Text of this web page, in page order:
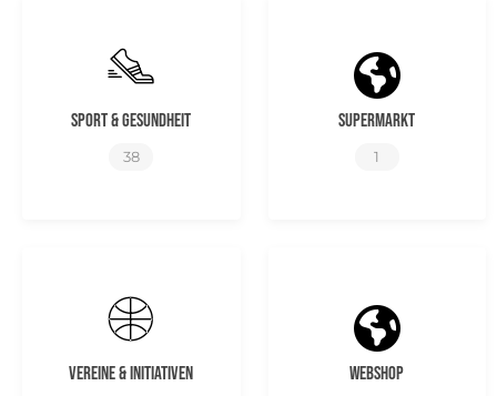
Sport & Gesundheit
38
Supermarkt
1
Vereine & Initiativen Webshop